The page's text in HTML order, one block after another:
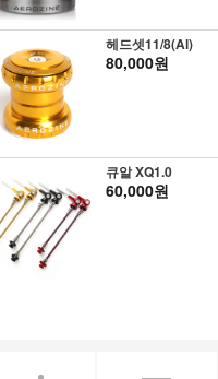
헤드셋11/8(Al)
80,000원
큐알 XQ1.0
60,000원